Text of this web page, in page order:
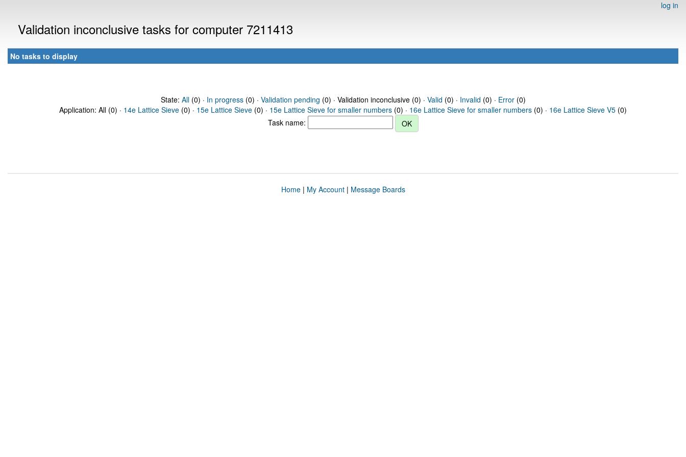
log in
Validation inconclusive tasks for computer 7211413
No tasks to display
State: All(0) · In progress(0) · Validation pending (0) · Validation inconclusive (0) · Valid (0) · Invalid (0) · Error(0)
Application: All (0) · 14e Lattice Sieve (0) · 15e Lattice Sieve (0) · 15e Lattice Sieve for smaller numbers (0) · 16e Lattice Sieve for smaller numbers (0) · 16e Lattice Sieve V5 (0)
Task name:
Home| My Account| Message Boards